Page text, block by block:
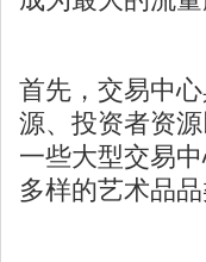
首先，交易中
源、投资者资
一些大型交易
多样的艺术品